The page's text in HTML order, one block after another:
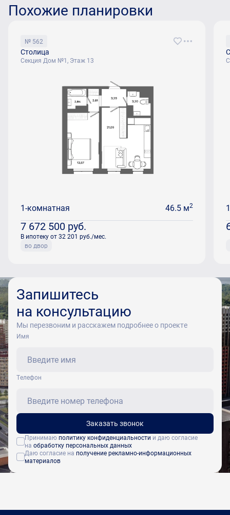
Похожие планировки
№ 562
Столица
Секция Дом №1, Этаж 13
1-комнатная 46.5 м2
7 672 500 руб.
В ипотеку от 32 201 руб./мес.
во двор
Запишитесь
на консультацию
Мы перезвоним и расскажем подробнее о проекте
Имя
Tелефон
Заказать звонок
Принимаю политику конфиденциальности и даю согласие
на обработку персональных данных
Даю согласие на получение рекламно-информационных
материалов